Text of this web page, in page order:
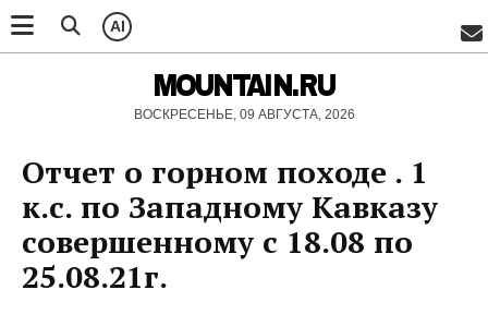
AI
MOUNTAIN.RU
ВОСКРЕСЕНЬЕ, 09 АВГУСТА, 2026
Отчет о горном походе . 1
к.с. по Западному Кавказу
совершенному с 18.08 по
25.08.21г.